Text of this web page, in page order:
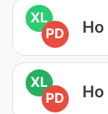
XL
PD
Ho
XL
PD
Ho